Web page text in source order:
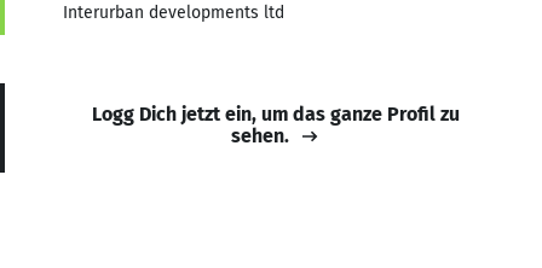
Interurban developments ltd
Logg Dich jetzt ein, um das ganze Profil zu
sehen.